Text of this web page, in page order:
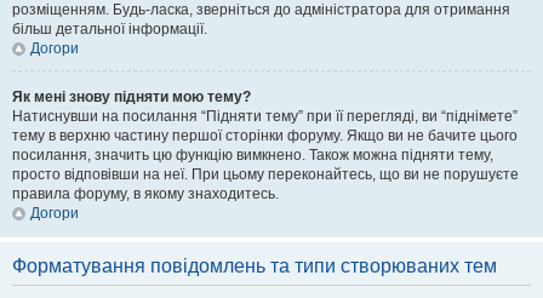
розміщенням. Будь-ласка, зверніться до адміністратора для отримання
більш детальної інформації.
Догори
Як мені знову підняти мою тему?
Натиснувши на посилання “Підняти тему” при її перегляді, ви “піднімете”
тему в верхню частину першої сторінки форуму. Якщо ви не бачите цього
посилання, значить цю функцію вимкнено. Також можна підняти тему,
просто відповівши на неї. При цьому переконайтесь, що ви не порушуєте
правила форуму, в якому знаходитесь.
Догори
Форматування повідомлень та типи створюваних тем